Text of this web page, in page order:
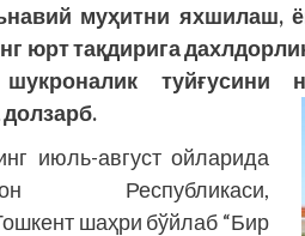
муҳитни яхшилаш,
юрт тақдирига
шукроналик
июль-август ойларида
Республикаси,
шаҳри бўйлаб “Бир